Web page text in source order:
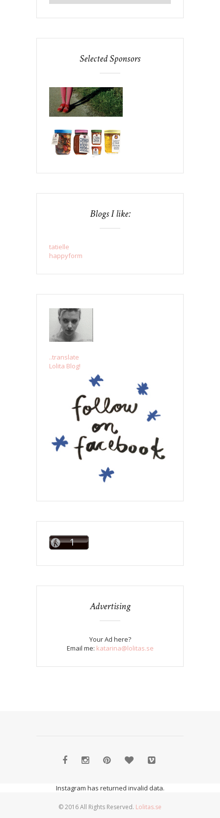
Selected Sponsors
Blogs I like:
tatielle
happyform
..translate
Lolita Blog!
Advertising
Your Ad here?
Email me: katarina@lolitas.se
Instagram has returned invalid data.
© 2016 All Rights Reserved. Lolitas.se